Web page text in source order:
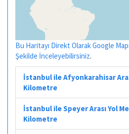
Bu Haritayı Direkt Olarak Google
Şekilde İnceleyebilirsiniz.
İstanbul ile Afyonkarahisar
Kilometre
İstanbul ile Speyer Arası Yol
Kilometre